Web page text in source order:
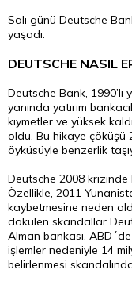
Salı günü Deutsche
yaşadı.
DEUTSCHE NASIL
Deutsche Bank, 1990’lı
yanında yatırım
kıymetler ve yüksek
oldu. Bu hikaye çöküşü
öyküsüyle benzerlik
Deutsche 2008 krizinde
Özellikle, 2011
kaybetmesine neden
dökülen skandallar
Alman bankası,
işlemler nedeniyle 14
belirlenmesi